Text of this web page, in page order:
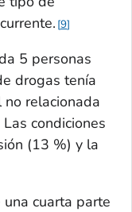
9
5 personas
drogas tenía
relacionada
condiciones
(13 %) y la
cuarta parte